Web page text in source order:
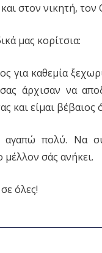
στον νικητή, τον
μας κορίτσια:
για καθεμία
άρχισαν να
και είμαι βέβαιος
αγαπώ πολύ. Να
μέλλον σάς ανήκει.
όλες!